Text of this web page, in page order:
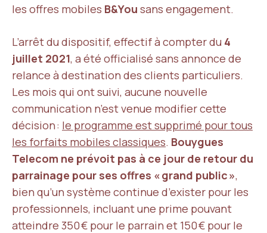
les offres mobiles B&You sans engagement.
L’arrêt du dispositif, effectif à compter du 4
juillet 2021, a été officialisé sans annonce de
relance à destination des clients particuliers.
Les mois qui ont suivi, aucune nouvelle
communication n’est venue modifier cette
décision : le programme est supprimé pour tous
les forfaits mobiles classiques. Bouygues
Telecom ne prévoit pas à ce jour de retour du
parrainage pour ses offres « grand public »,
bien qu’un système continue d’exister pour les
professionnels, incluant une prime pouvant
atteindre 350 € pour le parrain et 150 € pour le